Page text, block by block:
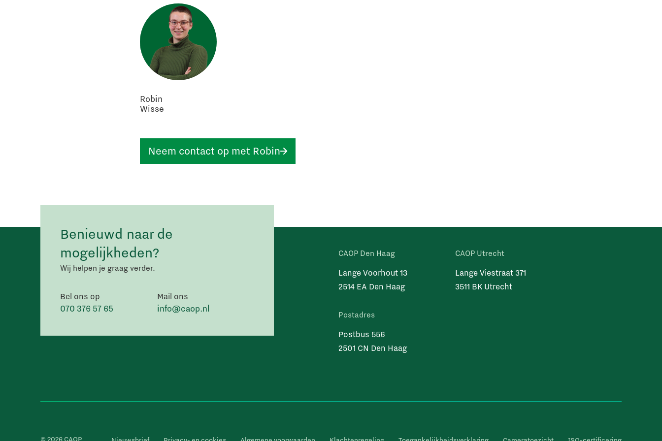
Robin
Wisse
Neem contact op met Robin
Benieuwd naar de
mogelijkheden?
Wij helpen je graag verder.
Bel ons op
070 376 57 65
Mail ons
info@caop.nl
CAOP Den Haag
Lange Voorhout 13
2514 EA Den Haag
CAOP Utrecht
Lange Viestraat 371
3511 BK Utrecht
Postadres
Postbus 556
2501 CN Den Haag
© 2026 CAOP